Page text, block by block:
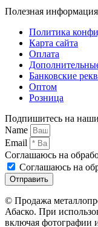
Полезная информация
Политика
Карта сайта
Оплата
Банковские
Оптом
Розница
Подпишитесь на
Name
Email
Соглашаюсь на
Соглашаюсь на
Отправить
© Продажа
Абаско. При
включая фотографии